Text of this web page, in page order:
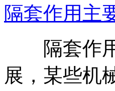
隔套作用主
隔套作用
展，某些机